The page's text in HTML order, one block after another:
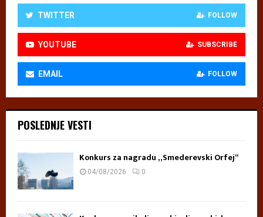
TWITTER FOLLOW
YOUTUBE SUBSCRIBE
EMAIL FOLLOW
POSLEDNJE VESTI
Konkurs za nagradu „Smederevski Orfej“
04/08/2026 0